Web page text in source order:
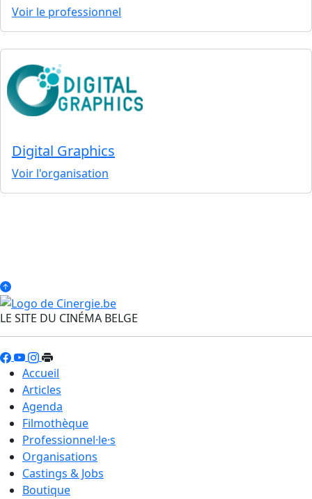
Voir le professionnel
Digital Graphics
Voir l'organisation
LE SITE DU CINÉMA BELGE
Accueil
Articles
Agenda
Filmothèque
Professionnel·le·s
Organisations
Castings & Jobs
Boutique